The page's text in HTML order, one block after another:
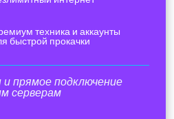
техника и аккаунты
быстрой прокачки
и прямое подключение
серверам